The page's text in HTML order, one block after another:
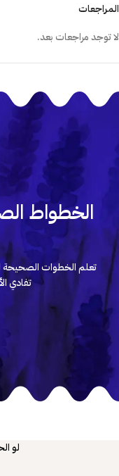
المراجعات
لا توجد مراجعات بعد.
الخطواط
تعلم الخطوات الصحيحة
تفادي
لو